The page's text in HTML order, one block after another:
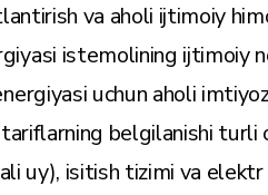
va aholi ijtimoiy
istemolining ijtimoiy
uchun aholi
belgilanishi turli
uy), isitish tizimi va